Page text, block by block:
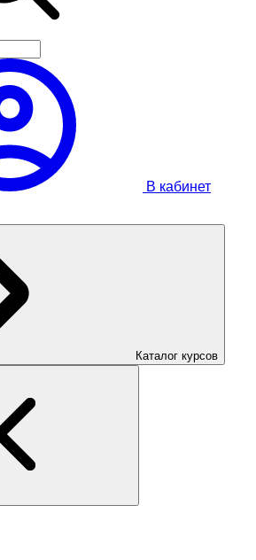
В кабинет
Каталог курсов